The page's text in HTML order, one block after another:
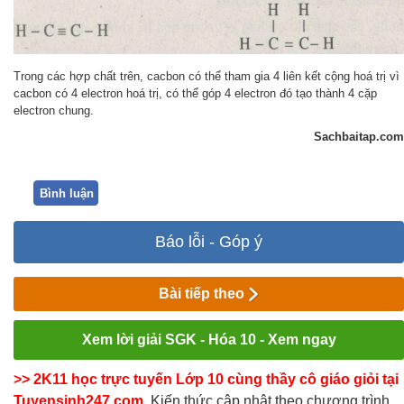
Trong các hợp chất trên, cacbon có thể tham gia 4 liên kết cộng hoá trị vì
cacbon có 4 electron hoá trị, có thể góp 4 electron đó tạo thành 4 cặp
electron chung.
Sachbaitap.com
Bình luận
Báo lỗi - Góp ý
Bài tiếp theo
Xem lời giải SGK - Hóa 10 - Xem ngay
>> 2K11 học trực tuyến Lớp 10 cùng thầy cô giáo giỏi tại